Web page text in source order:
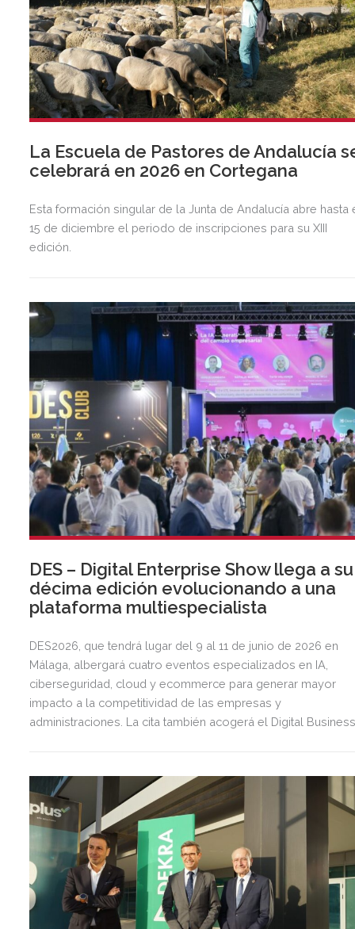
La Escuela de Pastores de Andalucía
celebrará en 2026 en Cortegana
Esta formación singular de la Junta de Andalucía abre hasta
15 de diciembre el periodo de inscripciones para su XIII
edición.
DES – Digital Enterprise Show llega a su
décima edición evolucionando a una
plataforma multiespecialista
DES2026, que tendrá lugar del 9 al 11 de junio de 2026 en
Málaga, albergará cuatro eventos especializados en IA,
ciberseguridad, cloud y ecommerce para generar mayor
impacto a la competitividad de las empresas y
administraciones. La cita también acogerá el Digital
sectores económicos.